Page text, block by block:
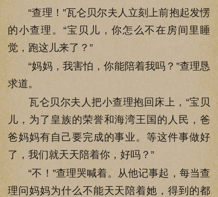
“查理！”瓦仑贝尔夫人立刻上前抱起发愣
的小查理。“宝贝儿，你怎么不在房间里睡
觉，跑这儿来了？”
“妈妈，我害怕，你能陪着我吗？”查理恳
求道。
瓦仑贝尔夫人把小查理抱回床上，“宝贝
儿，为了皇族的荣誉和海湾王国的人民，爸
爸妈妈有自己要完成的事业。等这件事做好
了，我们就天天陪着你，好吗？”
“不！”查理哭喊着。从他记事起，每当查
理问妈妈为什么不能天天陪着她，得到的都